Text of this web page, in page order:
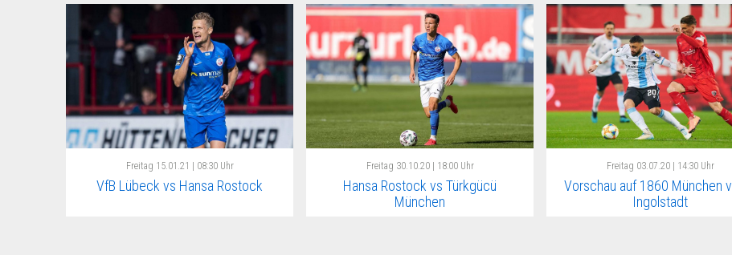
Freitag 15.01.21 | 08:30 Uhr
VfB Lübeck vs Hansa Rostock
Freitag 30.10.20 | 18:00 Uhr
Hansa Rostock vs Türkgücü
München
Freitag 03.07.20 | 14:30 Uhr
Vorschau auf 1860 München
Ingolstadt